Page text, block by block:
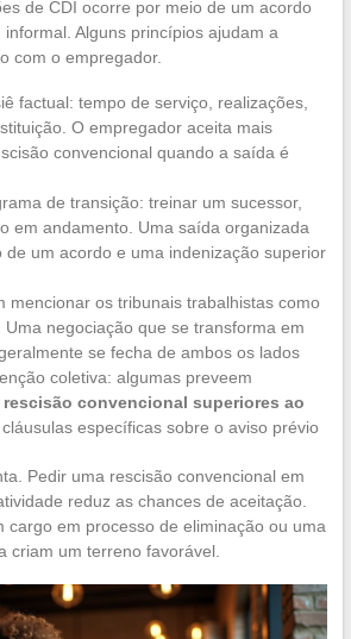
de CDI ocorre por meio de um acordo
Alguns princípios ajudam a
com o empregador.
factual: tempo de serviço, realizações,
O empregador aceita mais
convencional quando a saída é
de transição: treinar um sucessor,
em andamento. Uma saída organizada
de um acordo e uma indenização superior
mencionar os tribunais trabalhistas como
Uma negociação que se transforma em
se fecha de ambos os lados
coletiva: algumas preveem
convencional superiores ao
cláusulas específicas sobre o aviso prévio
Pedir uma rescisão convencional em
reduz as chances de aceitação.
cargo em processo de eliminação ou uma
criam um terreno favorável.